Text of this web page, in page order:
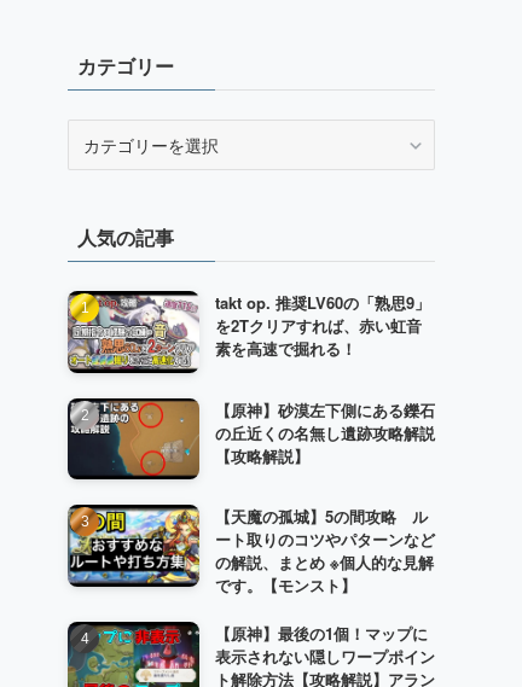
カテゴリー
ー人気の記事
takt op. 推奨LV60の「熟思9」
を2Tクリアすれば、赤い虹音
素を高速で掘れる！
【原神】砂漠左下側にある鑠石
の丘近くの名無し遺跡攻略解説
【攻略解説】
【天魔の孤城】5の間攻略 ル
ート取りのコツやパターンなど
の解説、まとめ ※個人的な見解
です。【モンスト】
【原神】最後の1個！マップに
表示されない隠しワープポイン
ト解除方法【攻略解説】アラン